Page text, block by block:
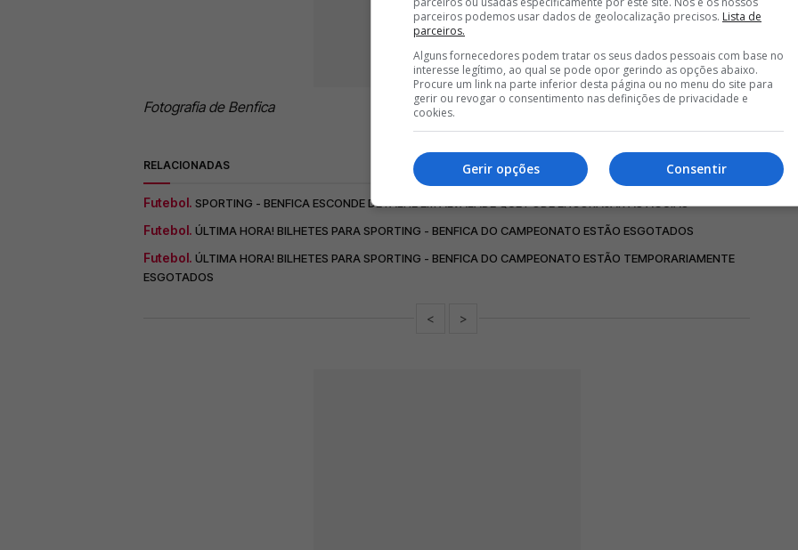
Fotografia de Benfica
RELACIONADAS
Futebol. SPORTING - BENFICA ESCONDE DETALHE EM ALVALADE QUE PODE ENCORAJAR AS ÁGUIAS
Futebol. ÚLTIMA HORA! BILHETES PARA SPORTING - BENFICA DO CAMPEONATO ESTÃO ESGOTADOS
Futebol. ÚLTIMA HORA! BILHETES PARA SPORTING - BENFICA DO CAMPEONATO ESTÃO TEMPORARIAMENTE
ESGOTADOS
< >
parceiros podemos usar dados de geolocalização precisos. Lista de
parceiros.
Alguns fornecedores podem tratar os seus dados pessoais com base no
interesse legítimo, ao qual se pode opor gerindo as opções abaixo.
Procure um link na parte inferior desta página ou no menu do site para
gerir ou revogar o consentimento nas definições de privacidade e
cookies.
Consentir
Gerir opções